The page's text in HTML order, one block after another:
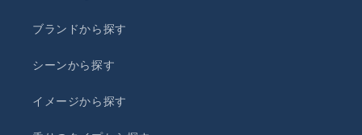
ブランドから探す
シーンから探す
イメージから探す